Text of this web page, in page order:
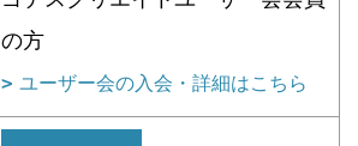
の方
ユーザー会の入会・詳細はこちら